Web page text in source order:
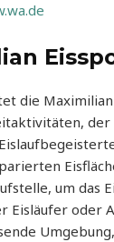
die
der
um das
Eisläufer oder